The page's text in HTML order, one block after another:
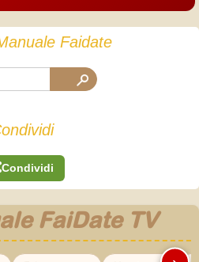
Faidate
Condividi
FaiDate TV